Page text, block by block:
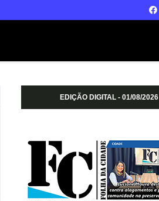
EDIÇÃO DIGITAL - 01/08/2026